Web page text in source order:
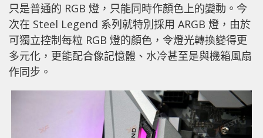
只是普通的 RGB 燈，只能同時作顏色上的變動。今
次在 Steel Legend 系列就特別採用 ARGB 燈，由於
可獨立控制每粒 RGB 燈的顏色，令燈光轉換變得更
多元化，更能配合像記憶體、水冷甚至是與機箱風扇
作同步。